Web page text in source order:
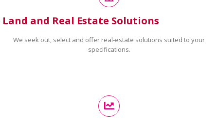
Land and Real Estate Solutions
We seek out, select and offer real-estate solutions suited to your
specifications.